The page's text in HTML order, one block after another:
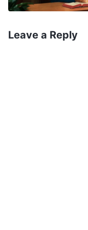
ela não ouviu? Se
prestes a vir, nós
Leave a Reply